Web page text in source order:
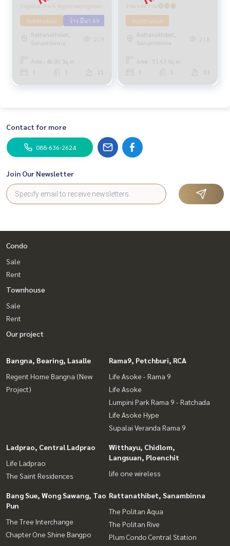
Supalai Park Ngamwongwan
Nonthaburi
ว่าง มีนา 69
Rattanathibet,
Sanambinna
219
Area : 46.00 Sq.m.
1 1 21
งามวงศ์วาน🔴🟢🟡
Nonthaburi
Rattanathibet,
Sanambinna
218
Area : 51.63 Sq.m.
1 1 33
Contact for more
088-636-2624
Join Our Newsletter
Condo
Sale
Rent
Townhouse
Sale
Rent
Our project
Bangna, Bearing, Lasalle
Regent Home Bangna (New
Project)
Rama9, Petchburi, RCA
Life Asoke - Rama 9
Life Asoke
Lumpini Park Rama 9 - Ratchada
Life Asoke Hype
Supalai Veranda Rama 9
Ladprao, Central Ladprao
Life Ladprao
The Saint Residences
Witthayu, Chidlom,
Langsuan, Ploenchit
life one wireless
Bang Sue, Wong Sawang, Tao
Pun
The Tree Interchange
Chapter One Shine Bangpo
Rattanathibet, Sanambinna
The Politan Aqua
The Politan Rive
Plum Condo Central Station